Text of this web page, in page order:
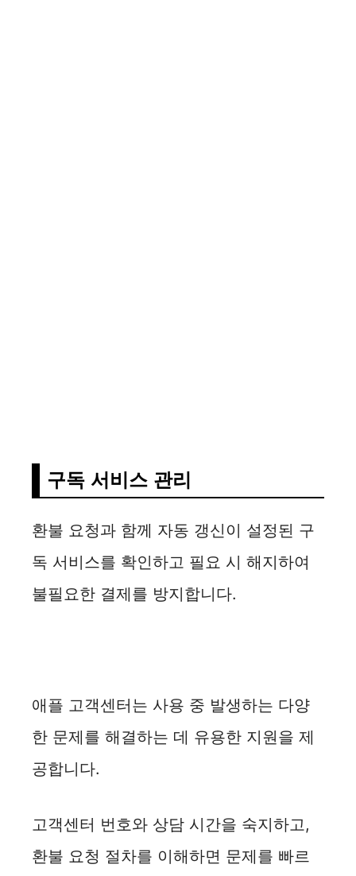
구독 서비스 관리
환불 요청과 함께 자동 갱신이 설정된 구
독 서비스를 확인하고 필요 시 해지하여
불필요한 결제를 방지합니다.
애플 고객센터는 사용 중 발생하는 다양
한 문제를 해결하는 데 유용한 지원을 제
공합니다.
고객센터 번호와 상담 시간을 숙지하고,
환불 요청 절차를 이해하면 문제를 빠르